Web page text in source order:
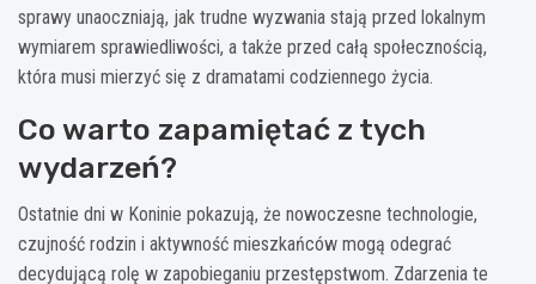
sprawy unaoczniają, jak trudne wyzwania stają przed lokalnym
wymiarem sprawiedliwości, a także przed całą społecznością,
która musi mierzyć się z dramatami codziennego życia.
Co warto zapamiętać z tych
wydarzeń?
Ostatnie dni w Koninie pokazują, że nowoczesne technologie,
czujność rodzin i aktywność mieszkańców mogą odegrać
decydującą rolę w zapobieganiu przestępstwom. Zdarzenia te